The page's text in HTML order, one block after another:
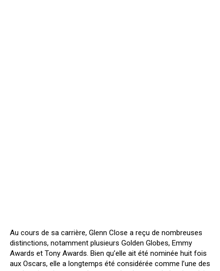
Au cours de sa carrière, Glenn Close a reçu de nombreuses
distinctions, notamment plusieurs Golden Globes, Emmy
Awards et Tony Awards. Bien qu’elle ait été nominée huit fois
aux Oscars, elle a longtemps été considérée comme l’une des